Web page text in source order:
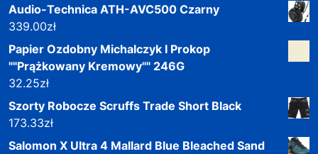
Audio-Technica ATH-AVC500 Czarny
339.00zł
Papier Ozdobny Michalczyk I Prokop
""Prążkowany Kremowy"" 246G
32.25zł
Szorty Robocze Scruffs Trade Short Black
173.33zł
Salomon X Ultra 4 Mallard Blue Bleached Sand